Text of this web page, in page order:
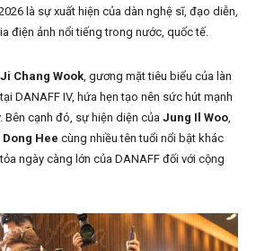
là sự xuất hiện của dàn nghệ sĩ, đạo diễn,
điện ảnh nổi tiếng trong nước, quốc tế.
Ji Chang Wook, gương mặt tiêu biểu của làn
DANAFF IV, hứa hẹn tạo nên sức hút mạnh
Bên cạnh đó, sự hiện diện của Jung Il Woo,
Dong Hee cùng nhiều tên tuổi nổi bật khác
ngày càng lớn của DANAFF đối với cộng